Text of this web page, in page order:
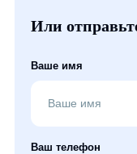
Или
Ваше имя
Ваш телефон